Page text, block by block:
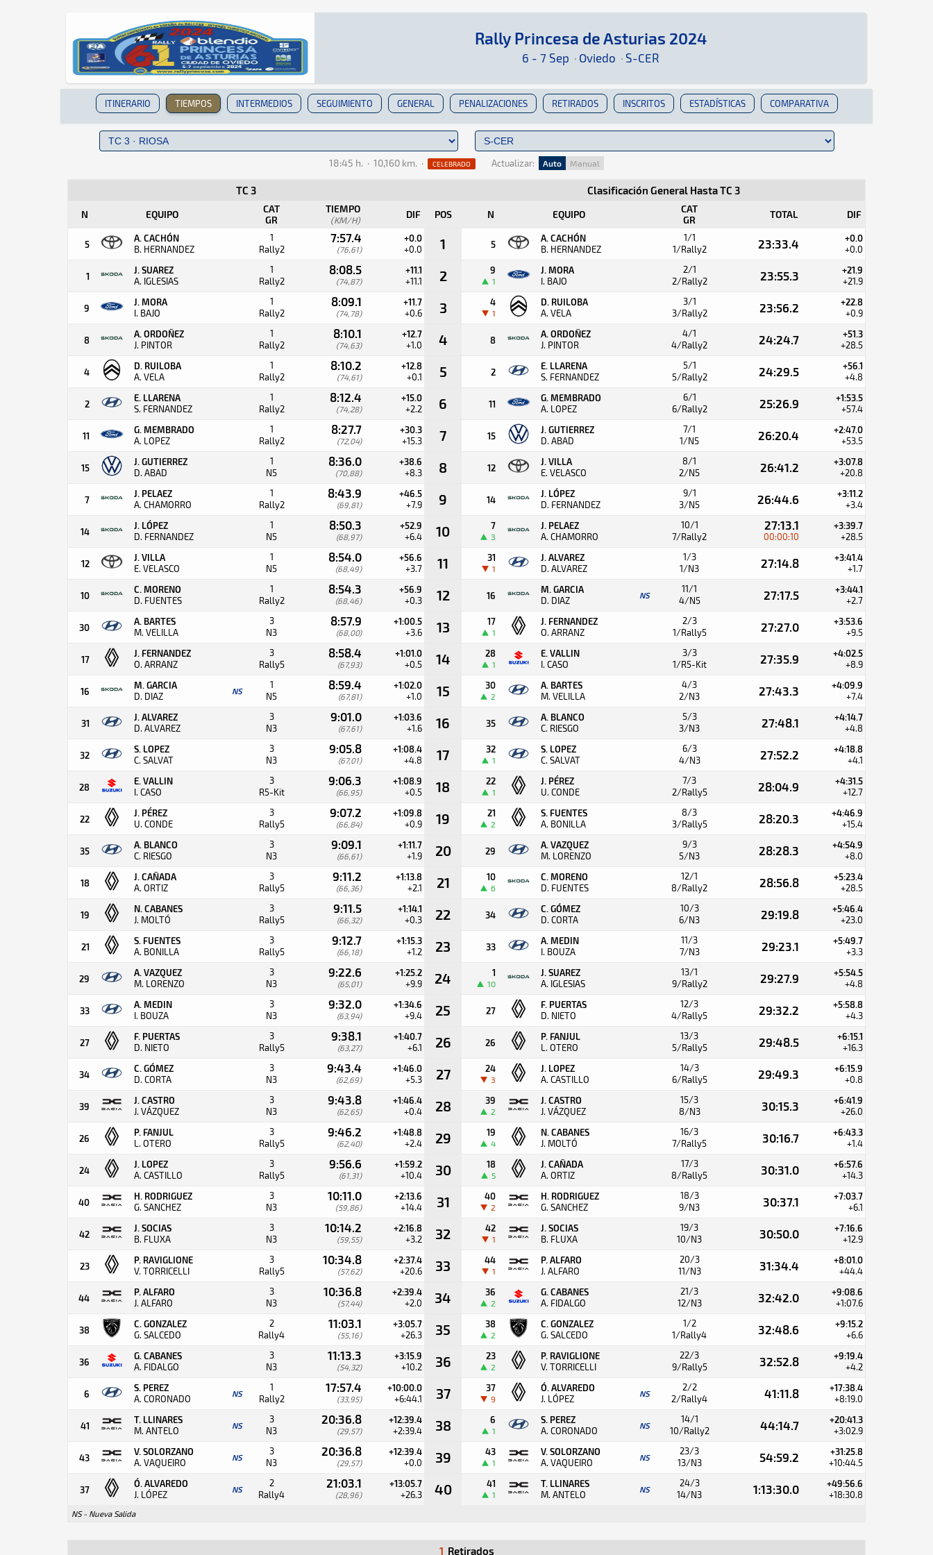
Rally Princesa de Asturias 2024
Rally Princesa de Asturias 2024
6 - 7 Sep · Oviedo · S-CER
Rally · Rally Princesa de Asturias 2024 · S-CER: Aquí podrás encontrar toda la
ITINERARIO TIEMPOS INTERMEDIOS SEGUIMIENTO GENERAL PENALIZACIONES RETIRADOS INSCRITOS ESTADÍSTICAS COMPARATIVA
18:45 h. · 10,160 km. · CELEBRADO Actualizar: Auto Manual
TC 3 Clasificación General Hasta TC 3
N EQUIPO
CAT
GR
TIEMPO
(KM/H) DIF POS N EQUIPO
CAT
GR
TOTAL DIF
5
A. CACHÓN
B. HERNANDEZ
1
Rally2
7:57.4
(76,61)
+0.0
+0.0 1 5
A. CACHÓN
B. HERNANDEZ
1/1
1/Rally2
23:33.4 +0.0
+0.0
1
J. SUAREZ
A. IGLESIAS
1
Rally2
8:08.5
(74,87)
+11.1
+11.1 2 9
1
J. MORA
I. BAJO
2/1
2/Rally2
23:55.3 +21.9
+21.9
9
J. MORA
I. BAJO
1
Rally2
8:09.1
(74,78)
+11.7
+0.6 3 4
1
D. RUILOBA
A. VELA
3/1
3/Rally2
23:56.2 +22.8
+0.9
8
A. ORDOÑEZ
J. PINTOR
1
Rally2
8:10.1
(74,63)
+12.7
+1.0 4 8
A. ORDOÑEZ
J. PINTOR
4/1
4/Rally2
24:24.7 +51.3
+28.5
4
D. RUILOBA
A. VELA
1
Rally2
8:10.2
(74,61)
+12.8
+0.1 5 2
E. LLARENA
S. FERNANDEZ
5/1
5/Rally2
24:29.5 +56.1
+4.8
2
E. LLARENA
S. FERNANDEZ
1
Rally2
8:12.4
(74,28)
+15.0
+2.2 6 11
G. MEMBRADO
A. LOPEZ
6/1
6/Rally2
25:26.9 +1:53.5
+57.4
11
G. MEMBRADO
A. LOPEZ
1
Rally2
8:27.7
(72,04)
+30.3
+15.3 7 15
J. GUTIERREZ
D. ABAD
7/1
1/N5
26:20.4 +2:47.0
+53.5
15
J. GUTIERREZ
D. ABAD
1
N5
8:36.0
(70,88)
+38.6
+8.3 8 12
J. VILLA
E. VELASCO
8/1
2/N5
26:41.2 +3:07.8
+20.8
7
J. PELAEZ
A. CHAMORRO
1
Rally2
8:43.9
(69,81)
+46.5
+7.9 9 14
J. LÓPEZ
D. FERNANDEZ
9/1
3/N5
26:44.6 +3:11.2
+3.4
14
J. LÓPEZ
D. FERNANDEZ
1
N5
8:50.3
(68,97)
+52.9
+6.4 10 7
3
J. PELAEZ
A. CHAMORRO
10/1
7/Rally2
27:13.1
00:00:10
+3:39.7
+28.5
12
J. VILLA
E. VELASCO
1
N5
8:54.0
(68,49)
+56.6
+3.7 11 31
1
J. ALVAREZ
D. ALVAREZ
1/3
1/N3
27:14.8 +3:41.4
+1.7
10
C. MORENO
D. FUENTES
1
Rally2
8:54.3
(68,46)
+56.9
+0.3 12 16
M. GARCIA
D. DIAZ NS
11/1
4/N5
27:17.5 +3:44.1
+2.7
30
A. BARTES
M. VELILLA
3
N3
8:57.9
(68,00)
+1:00.5
+3.6 13 17
1
J. FERNANDEZ
O. ARRANZ
2/3
1/Rally5
27:27.0 +3:53.6
+9.5
17
J. FERNANDEZ
O. ARRANZ
3
Rally5
8:58.4
(67,93)
+1:01.0
+0.5 14 28
1
E. VALLIN
I. CASO
3/3
1/R5-Kit
27:35.9 +4:02.5
+8.9
16
M. GARCIA
D. DIAZ NS
1
N5
8:59.4
(67,81)
+1:02.0
+1.0 15 30
2
A. BARTES
M. VELILLA
4/3
2/N3
27:43.3 +4:09.9
+7.4
31
J. ALVAREZ
D. ALVAREZ
3
N3
9:01.0
(67,61)
+1:03.6
+1.6 16 35
A. BLANCO
C. RIESGO
5/3
3/N3
27:48.1 +4:14.7
+4.8
32
S. LOPEZ
C. SALVAT
3
N3
9:05.8
(67,01)
+1:08.4
+4.8 17 32
1
S. LOPEZ
C. SALVAT
6/3
4/N3
27:52.2 +4:18.8
+4.1
28
E. VALLIN
I. CASO
3
R5-Kit
9:06.3
(66,95)
+1:08.9
+0.5 18 22
1
J. PÉREZ
U. CONDE
7/3
2/Rally5
28:04.9 +4:31.5
+12.7
22
J. PÉREZ
U. CONDE
3
Rally5
9:07.2
(66,84)
+1:09.8
+0.9 19 21
2
S. FUENTES
A. BONILLA
8/3
3/Rally5
28:20.3 +4:46.9
+15.4
35
A. BLANCO
C. RIESGO
3
N3
9:09.1
(66,61)
+1:11.7
+1.9 20 29
A. VAZQUEZ
M. LORENZO
9/3
5/N3
28:28.3 +4:54.9
+8.0
18
J. CAÑADA
A. ORTIZ
3
Rally5
9:11.2
(66,36)
+1:13.8
+2.1 21 10
6
C. MORENO
D. FUENTES
12/1
8/Rally2
28:56.8 +5:23.4
+28.5
19
N. CABANES
J. MOLTÓ
3
Rally5
9:11.5
(66,32)
+1:14.1
+0.3 22 34
C. GÓMEZ
D. CORTA
10/3
6/N3
29:19.8 +5:46.4
+23.0
21
S. FUENTES
A. BONILLA
3
Rally5
9:12.7
(66,18)
+1:15.3
+1.2 23 33
A. MEDIN
I. BOUZA
11/3
7/N3
29:23.1 +5:49.7
+3.3
29
A. VAZQUEZ
M. LORENZO
3
N3
9:22.6
(65,01)
+1:25.2
+9.9 24 1
10
J. SUAREZ
A. IGLESIAS
13/1
9/Rally2
29:27.9 +5:54.5
+4.8
33
A. MEDIN
I. BOUZA
3
N3
9:32.0
(63,94)
+1:34.6
+9.4 25 27
F. PUERTAS
D. NIETO
12/3
4/Rally5
29:32.2 +5:58.8
+4.3
27
F. PUERTAS
D. NIETO
3
Rally5
9:38.1
(63,27)
+1:40.7
+6.1 26 26
P. FANJUL
L. OTERO
13/3
5/Rally5
29:48.5 +6:15.1
+16.3
34
C. GÓMEZ
D. CORTA
3
N3
9:43.4
(62,69)
+1:46.0
+5.3 27 24
3
J. LOPEZ
A. CASTILLO
14/3
6/Rally5
29:49.3 +6:15.9
+0.8
39
J. CASTRO
J. VÁZQUEZ
3
N3
9:43.8
(62,65)
+1:46.4
+0.4 28 39
2
J. CASTRO
J. VÁZQUEZ
15/3
8/N3
30:15.3 +6:41.9
+26.0
26
P. FANJUL
L. OTERO
3
Rally5
9:46.2
(62,40)
+1:48.8
+2.4 29 19
4
N. CABANES
J. MOLTÓ
16/3
7/Rally5
30:16.7 +6:43.3
+1.4
24
J. LOPEZ
A. CASTILLO
3
Rally5
9:56.6
(61,31)
+1:59.2
+10.4 30 18
5
J. CAÑADA
A. ORTIZ
17/3
8/Rally5
30:31.0 +6:57.6
+14.3
40
H. RODRIGUEZ
G. SANCHEZ
3
N3
10:11.0
(59,86)
+2:13.6
+14.4 31 40
2
H. RODRIGUEZ
G. SANCHEZ
18/3
9/N3
30:37.1 +7:03.7
+6.1
42
J. SOCIAS
B. FLUXA
3
N3
10:14.2
(59,55)
+2:16.8
+3.2 32 42
1
J. SOCIAS
B. FLUXA
19/3
10/N3
30:50.0 +7:16.6
+12.9
23
P. RAVIGLIONE
V. TORRICELLI
3
Rally5
10:34.8
(57,62)
+2:37.4
+20.6 33 44
1
P. ALFARO
J. ALFARO
20/3
11/N3
31:34.4 +8:01.0
+44.4
44
P. ALFARO
J. ALFARO
3
N3
10:36.8
(57,44)
+2:39.4
+2.0 34 36
2
G. CABANES
A. FIDALGO
21/3
12/N3
32:42.0 +9:08.6
+1:07.6
38
C. GONZALEZ
G. SALCEDO
2
Rally4
11:03.1
(55,16)
+3:05.7
+26.3 35 38
2
C. GONZALEZ
G. SALCEDO
1/2
1/Rally4
32:48.6 +9:15.2
+6.6
36
G. CABANES
A. FIDALGO
3
N3
11:13.3
(54,32)
+3:15.9
+10.2 36 23
2
P. RAVIGLIONE
V. TORRICELLI
22/3
9/Rally5
32:52.8 +9:19.4
+4.2
6
S. PEREZ
A. CORONADO NS
1
Rally2
17:57.4
(33,95)
+10:00.0
+6:44.1 37 37
9
Ó. ALVAREDO
J. LÓPEZ NS
2/2
2/Rally4
41:11.8 +17:38.4
+8:19.0
41
T. LLINARES
M. ANTELO NS
3
N3
20:36.8
(29,57)
+12:39.4
+2:39.4 38 6
1
S. PEREZ
A. CORONADO NS
14/1
10/Rally2
44:14.7 +20:41.3
+3:02.9
43
V. SOLORZANO
A. VAQUEIRO NS
3
N3
20:36.8
(29,57)
+12:39.4
+0.0 39 43
1
V. SOLORZANO
A. VAQUEIRO NS
23/3
13/N3
54:59.2 +31:25.8
+10:44.5
37
Ó. ALVAREDO
J. LÓPEZ NS
2
Rally4
21:03.1
(28,96)
+13:05.7
+26.3 40 41
1
T. LLINARES
M. ANTELO NS
24/3
14/N3
1:13:30.0 +49:56.6
+18:30.8
NS - Nueva Salida
1 Retirados